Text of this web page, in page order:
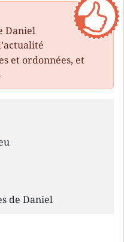
Daniel
et ordonnées, et
de Daniel